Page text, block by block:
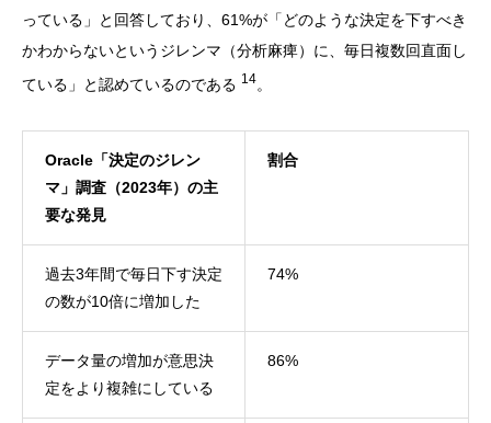
っている」と回答しており、61%が「どのような決定を下すべき
かわからないというジレンマ（分析麻痺）に、毎日複数回直面し
ている」と認めているのである 14。
Oracle「決定のジレン
マ」調査（2023年）の主
要な発見
割合
過去3年間で毎日下す決定
の数が10倍に増加した
74%
データ量の増加が意思決
定をより複雑にしている
86%